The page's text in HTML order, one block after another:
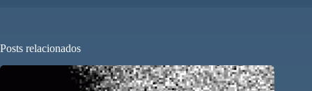
Posts relacionados